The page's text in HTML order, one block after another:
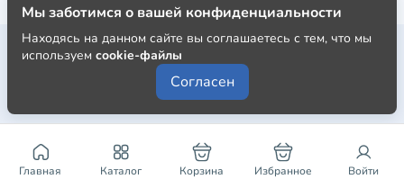
Главная Каталог Корзина Избранное Войти
Публичная оферта
Пользовательское соглашение
Политика конфиденциальности
Мы заботимся о вашей конфиденциальности
Находясь на данном сайте вы соглашаетесь с тем, что мы
используем cookie-файлы
Согласен